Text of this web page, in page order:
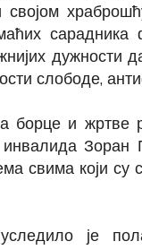
својом
дужности
слободе,
борце и жртве
Зоран
свима који су
је